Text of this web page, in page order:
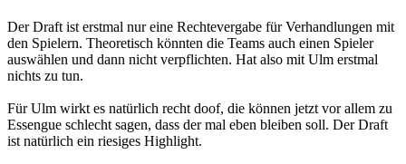
Der Draft ist erstmal nur eine Rechtevergabe für Verhandlungen mit
den Spielern. Theoretisch könnten die Teams auch einen Spieler
auswählen und dann nicht verpflichten. Hat also mit Ulm erstmal
nichts zu tun.
Für Ulm wirkt es natürlich recht doof, die können jetzt vor allem zu
Essengue schlecht sagen, dass der mal eben bleiben soll. Der Draft
ist natürlich ein riesiges Highlight.